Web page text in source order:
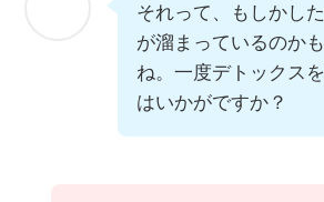
それって、もしかし
が溜まっているのか
ね。一度デトックス
はいかがですか？